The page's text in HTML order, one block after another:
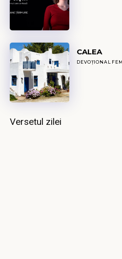
CALEA
DEVOȚIONAL
Versetul zilei